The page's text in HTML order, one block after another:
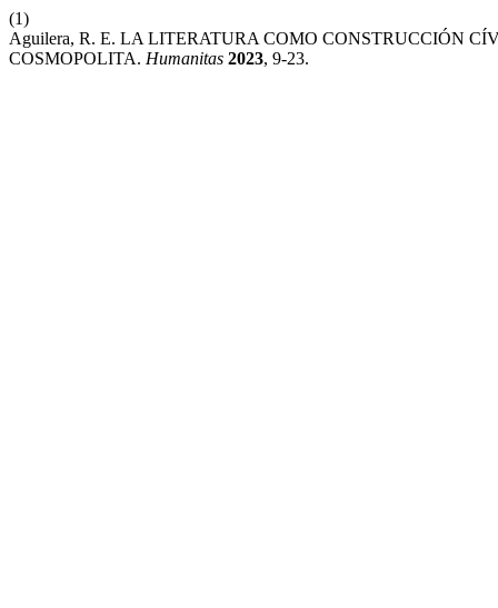
(1)
Aguilera, R. E. LA LITERATURA COMO CONSTRUCCIÓN
COSMOPOLITA. Humanitas 2023, 9-23.